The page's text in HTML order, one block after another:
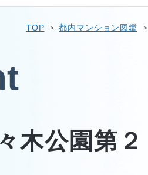
TOP 都内マンション図鑑
木公園第２